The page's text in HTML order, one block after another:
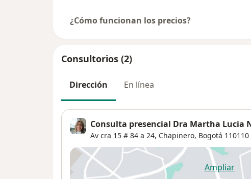
¿Cómo funcionan los precios?
Consultorios (2)
Dirección En línea
Consulta presencial Dra Martha Lucia
Av cra 15 # 84 a 24, Chapinero, Bogotá 110110
Ampliar
se abre